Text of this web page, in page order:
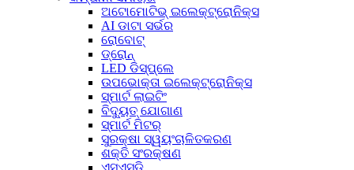
ଅଟୋମୋଟିଭ୍ ଇଲେକ୍ଟ୍ରୋନିକ୍ସ
AI ଡାଟା ସର୍ଭର
ରୋବୋଟ୍
ଡ୍ରୋନ୍
LED ଡିସ୍‌ପ୍ଲେ
ଉପଭୋକ୍ତା ଇଲେକ୍ଟ୍ରୋନିକ୍ସ
ସ୍ମାର୍ଟ ଲାଇଟିଂ
ବିଦ୍ୟୁତ୍ ଯୋଗାଣ
ସ୍ମାର୍ଟ ମିଟର୍
ସୁରକ୍ଷା ସ୍ୱୟଂଚାଳିତକରଣ
ଶକ୍ତି ସଂରକ୍ଷଣ
ଏସଏସଡି